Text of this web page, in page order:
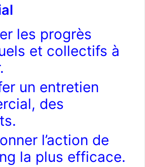
les progrès
et collectifs à
un entretien
des
l’action de
la plus efficace.